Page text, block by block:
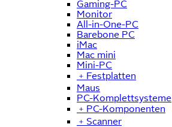
Gaming-PC
Monitor
All-in-One-PC
Barebone PC
iMac
Mac mini
Mini-PC
﹢ Festplatten
Maus
PC-Komplettsysteme
﹢ PC-Komponenten
﹢ Scanner